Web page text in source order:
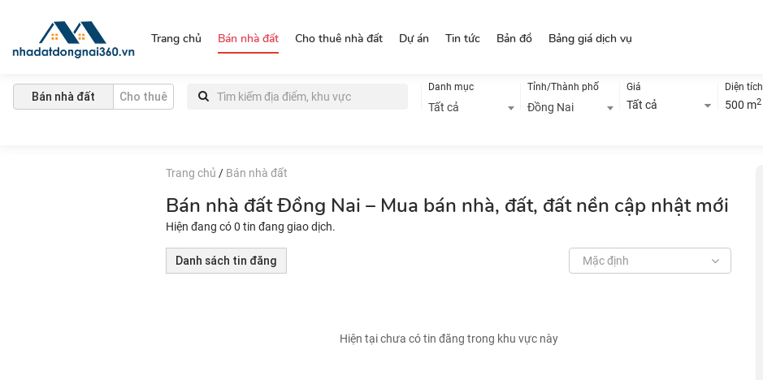
Trang chủ Bán nhà đất Cho thuê nhà đất Dự án Tin tức Bản đồ Bảng giá dịch vụ
Bán nhà đất Cho thuê
Danh mục
Tất cả
Tỉnh/Thành phố
Đồng Nai
Giá
Tất cả
Diện tích
500 m2
Trang chủ / Bán nhà đất
Bán nhà đất Đồng Nai – Mua bán nhà, đất, đất nền cập nhật mới
Hiện đang có 0 tin đang giao dịch.
Danh sách tin đăng Mặc định
Hiện tại chưa có tin đăng trong khu vực này